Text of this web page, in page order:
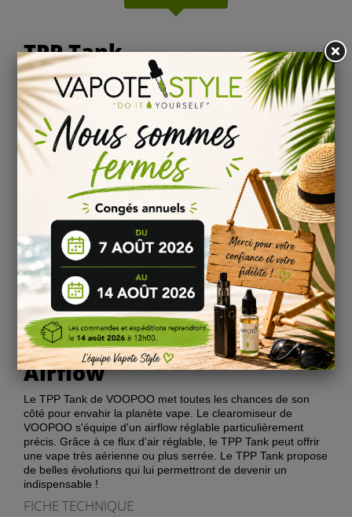
TPP Tank
Le TPP Tank de VOOPOO est un clearomiseur de 5.5 ml de
contenance. Ultra-généreux, ce dernier s'équipe d'un
remplissage par le bas qui facilite la vie des vapoteurs. Pour
cette nouvelle création, VOOPOO a décidé de mettre en
place un drip-tip 810 : vous pouvez désormais personnaliser
votre TPP Tank !
Compatibilité
Le TPP Tank de VOOPOO est un clearomiseur polyvalent qui
accepte l'ensemble des résistances TPP. Composées de
mesh, ces dernières augmentent considérablement la
surface de chauffe et assurent une production de vapeur
démesurée tout en promettant une fidèle restitution des
saveurs. Grâce à ces résistances TPP, le clearomiseur TPP
Tank est propulsé au rang d'incontournable !
Airflow
Le TPP Tank de VOOPOO met toutes les chances de son
côté pour envahir la planète vape. Le clearomiseur de
VOOPOO s'équipe d'un airflow réglable particulièrement
précis. Grâce à ce flux d'air réglable, le TPP Tank peut offrir
une vape très aérienne ou plus serrée. Le TPP Tank propose
de belles évolutions qui lui permettront de devenir un
indispensable !
FICHE TECHNIQUE